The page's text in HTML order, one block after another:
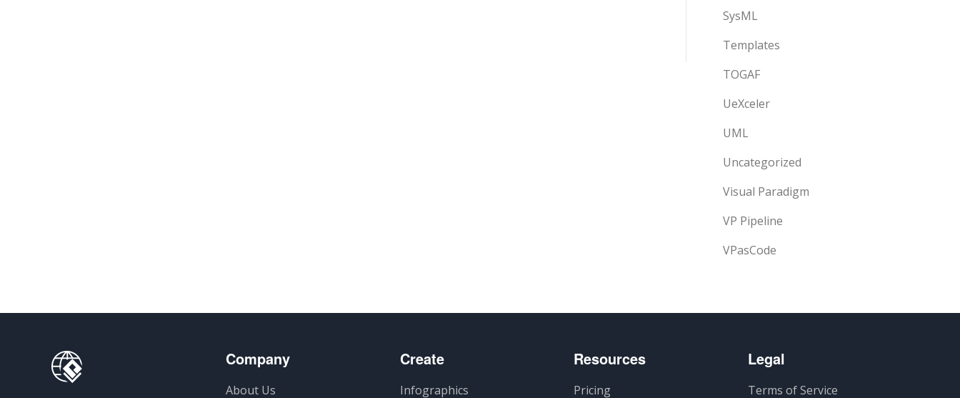
SysML
Templates
TOGAF
UeXceler
UML
Uncategorized
Visual Paradigm
VP Pipeline
VPasCode
Company
About Us
Create
Infographics
Resources
Pricing
Legal
Terms of Service